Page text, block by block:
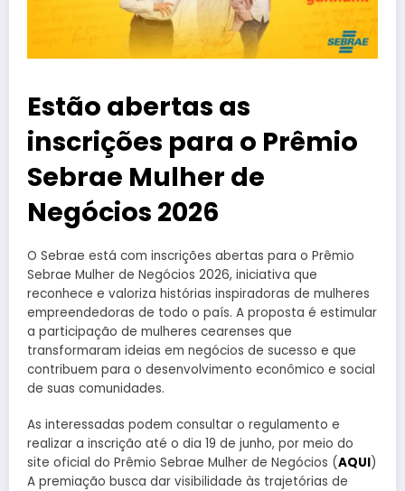
Estão abertas as
inscrições para o Prêmio
Sebrae Mulher de
Negócios 2026
O Sebrae está com inscrições abertas para o Prêmio
Sebrae Mulher de Negócios 2026, iniciativa que
reconhece e valoriza histórias inspiradoras de mulheres
empreendedoras de todo o país. A proposta é estimular
a participação de mulheres cearenses que
transformaram ideias em negócios de sucesso e que
contribuem para o desenvolvimento econômico e social
de suas comunidades.
As interessadas podem consultar o regulamento e
realizar a inscrição até o dia 19 de junho, por meio do
site oficial do Prêmio Sebrae Mulher de Negócios (AQUI)
A premiação busca dar visibilidade às trajetórias de